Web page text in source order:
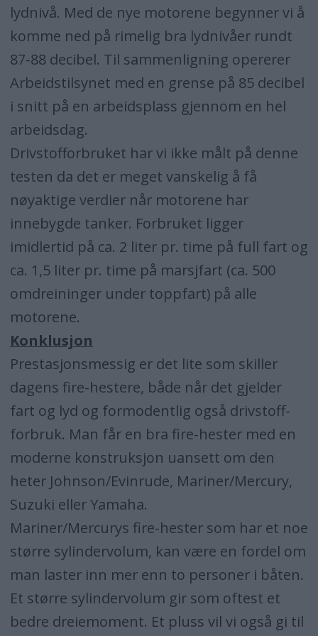
lydnivå. Med de nye motorene begynner vi å
komme ned på rimelig bra lydnivåer rundt
87-88 decibel. Til sammenligning opererer
Arbeidstilsynet med en grense på 85 decibel
i snitt på en arbeidsplass gjennom en hel
arbeidsdag.
Drivstofforbruket har vi ikke målt på denne
testen da det er meget vanskelig å få
nøyaktige verdier når motorene har
innebygde tanker. Forbruket ligger
imidlertid på ca. 2 liter pr. time på full fart og
ca. 1,5 liter pr. time på marsjfart (ca. 500
omdreininger under toppfart) på alle
motorene.
Konklusjon
Prestasjonsmessig er det lite som skiller
dagens fire-hestere, både når det gjelder
fart og lyd og formodentlig også drivstoff-
forbruk. Man får en bra fire-hester med en
moderne konstruksjon uansett om den
heter Johnson/Evinrude, Mariner/Mercury,
Suzuki eller Yamaha.
Mariner/Mercurys fire-hester som har et noe
større sylindervolum, kan være en fordel om
man laster inn mer enn to personer i båten.
Et større sylindervolum gir som oftest et
bedre dreiemoment. Et pluss vil vi også gi til